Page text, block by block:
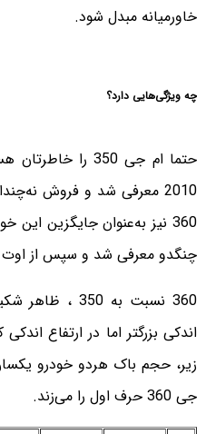
خاورمیانه مبدل شود.​
چه ویژگی‌هایی دارد؟
حتما ام جی 350
2010 معرفی شد و فروش
چنگدو معرفی شد و سپس از اوت
360 نسبت به
اندکی بزرگتر اما در ارتفاع
زیر، حجم باک هردو خودرو
جی 360 حرف اول را می‌زند.